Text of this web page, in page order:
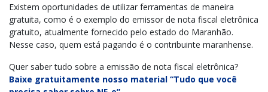
Existem oportunidades de utilizar ferramentas de maneira
gratuita, como é o exemplo do emissor de nota fiscal eletrônica
gratuito, atualmente fornecido pelo estado do Maranhão.
Nesse caso, quem está pagando é o contribuinte maranhense.
Quer saber tudo sobre a emissão de nota fiscal eletrônica?
Baixe gratuitamente nosso material “Tudo que você